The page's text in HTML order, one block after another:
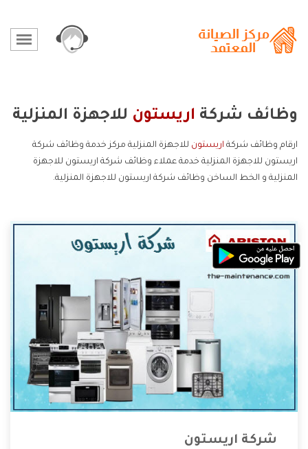
وظائف شركة اريستون للاجهزة المنزلية
ارقام وظائف شركة اريستون للاجهزة المنزلية مركز خدمة وظائف شركة
اريستون للاجهزة المنزلية خدمة عملاء وظائف شركة اريستون للاجهزة
المنزلية و الخط الساخن وظائف شركة اريستون للاجهزة المنزلية.
شركة اريستون